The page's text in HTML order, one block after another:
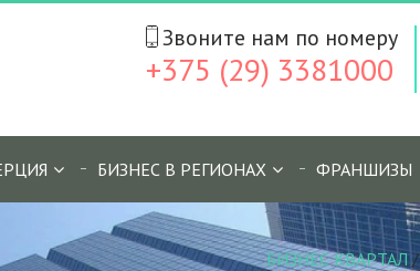
Звоните нам по номеру
+375 (29) 3381000
БИЗНЕС В РЕГИОНАХ ФРАНШИЗЫ
БИЗНЕС КВАРТАЛ /